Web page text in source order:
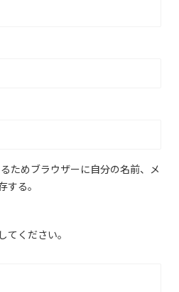
ためブラウザーに自分の名前、メ
る。
ください。